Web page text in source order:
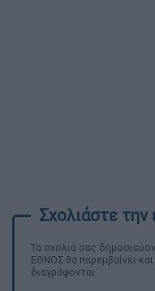
Τα σχολιά σας
ΕΘΝΟΣ θα παρεμβαίνει
διαγράφονται